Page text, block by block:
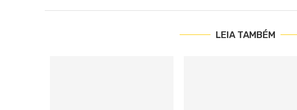
LEIA TAMBÉM